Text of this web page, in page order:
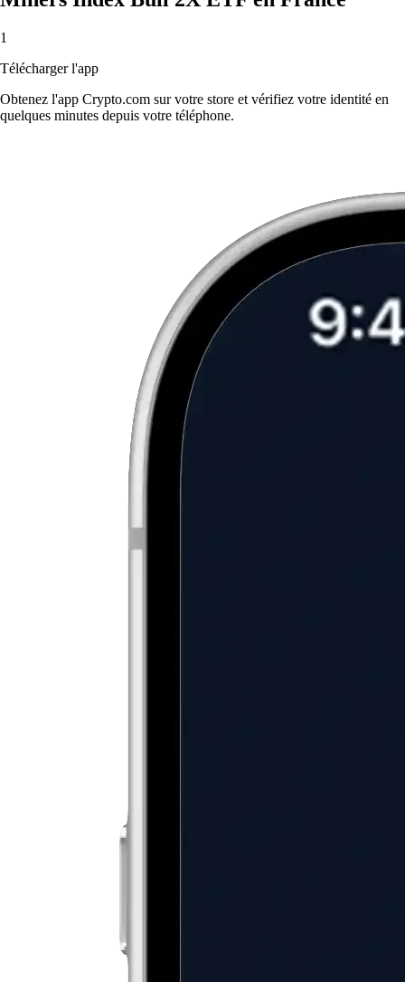
1
Télécharger l'app
Obtenez l'app Crypto.com sur votre store et vérifiez votre identité en
quelques minutes depuis votre téléphone.